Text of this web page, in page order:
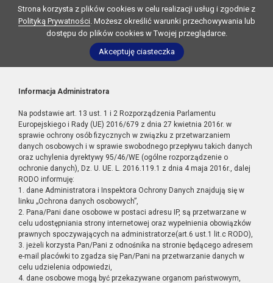
Strona korzysta z plików cookies w celu realizacji usług i zgodnie z
Polityką Prywatności. Możesz określić warunki przechowywania lub
dostępu do plików cookies w Twojej przeglądarce.
Akceptuję ciasteczka
Informacja Administratora
Na podstawie art. 13 ust. 1 i 2 Rozporządzenia Parlamentu
Europejskiego i Rady (UE) 2016/679 z dnia 27 kwietnia 2016r. w
sprawie ochrony osób fizycznych w związku z przetwarzaniem
danych osobowych i w sprawie swobodnego przepływu takich danych
oraz uchylenia dyrektywy 95/46/WE (ogólne rozporządzenie o
ochronie danych), Dz. U. UE. L. 2016.119.1 z dnia 4 maja 2016r., dalej
RODO informuję:
1. dane Administratora i Inspektora Ochrony Danych znajdują się w
linku „Ochrona danych osobowych”,
2. Pana/Pani dane osobowe w postaci adresu IP, są przetwarzane w
celu udostępniania strony internetowej oraz wypełnienia obowiązków
prawnych spoczywających na administratorze(art.6 ust.1 lit.c RODO),
3. jeżeli korzysta Pan/Pani z odnośnika na stronie będącego adresem
e-mail placówki to zgadza się Pan/Pani na przetwarzanie danych w
celu udzielenia odpowiedzi,
4. dane osobowe mogą być przekazywane organom państwowym,